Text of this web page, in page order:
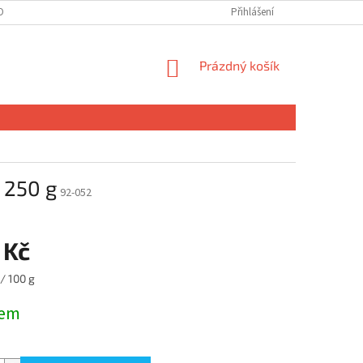
ÚDAJŮ Přihlášení
NÁKUPNÍ
Prázdný košík
g 92-052
100 g